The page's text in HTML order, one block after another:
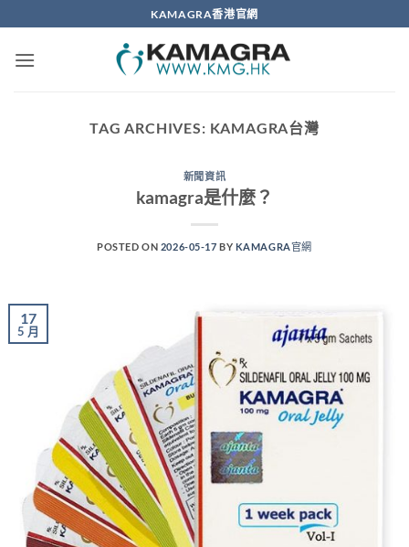
to
content
KAMAGRA香港官網
TAG ARCHIVES: KAMAGRA台灣
新聞資訊
kamagra是什麼？
POSTED ON 2026-05-17 BY KAMAGRA官網
17
5 月